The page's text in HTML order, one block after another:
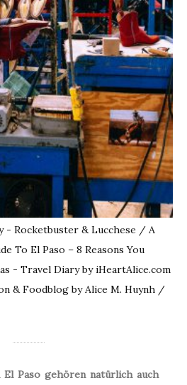
El Paso gehören natürlich auch